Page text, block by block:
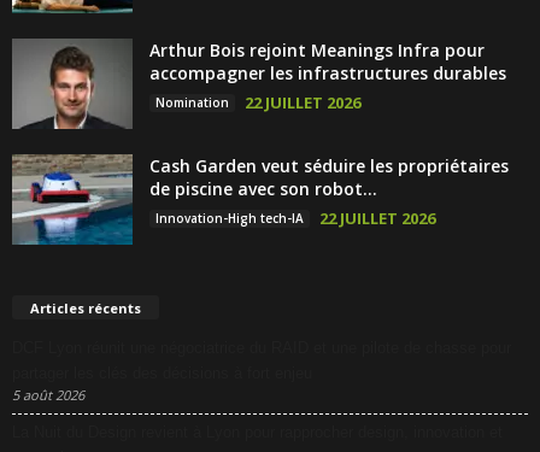
Arthur Bois rejoint Meanings Infra pour
accompagner les infrastructures durables
Nomination 22 JUILLET 2026
Cash Garden veut séduire les propriétaires
de piscine avec son robot...
Innovation-High tech-IA 22 JUILLET 2026
Articles récents
5 août 2026